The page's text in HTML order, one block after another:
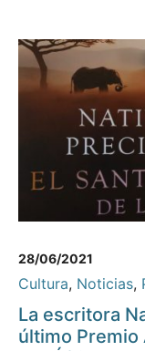
28/06/2021
Cultura, Noticias,
La escritora
último Premio